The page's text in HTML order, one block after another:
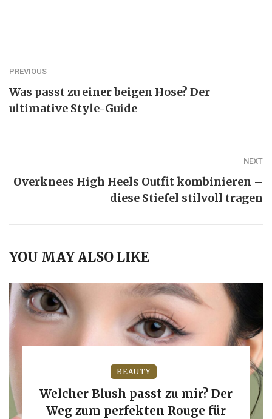
PREVIOUS
Was passt zu einer beigen Hose? Der
ultimative Style-Guide
NEXT
Overknees High Heels Outfit kombinieren –
diese Stiefel stilvoll tragen
YOU MAY ALSO LIKE
BEAUTY
Welcher Blush passt zu mir? Der
Weg zum perfekten Rouge für